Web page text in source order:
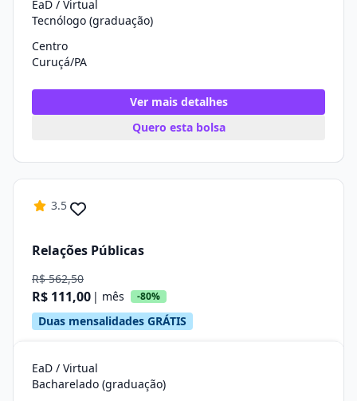
EaD / Virtual
Tecnólogo (graduação)
Centro
Curuçá/PA
Ver mais detalhes
Quero esta bolsa
3.5
Relações Públicas
R$ 562,50
R$ 111,00 | mês -80%
Duas mensalidades GRÁTIS
EaD / Virtual
Bacharelado (graduação)